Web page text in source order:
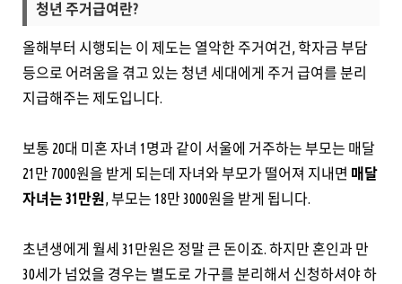
청년 주거급여란?
올해부터 시행되는 이 제도는 열악한 주거여건, 학자금 부담
등으로 어려움을 겪고 있는 청년 세대에게 주거 급여를 분리
지급해주는 제도입니다.
보통 20대 미혼 자녀 1명과 같이 서울에 거주하는 부모는 매달
21만 7000원을 받게 되는데 자녀와 부모가 떨어져 지내면 매달
자녀는 31만원, 부모는 18만 3000원을 받게 됩니다.
초년생에게 월세 31만원은 정말 큰 돈이죠. 하지만 혼인과 만
30세가 넘었을 경우는 별도로 가구를 분리해서 신청하셔야 하